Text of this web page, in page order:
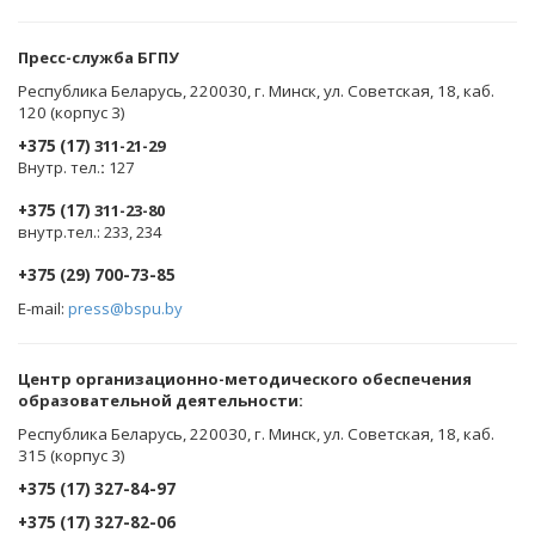
Пресс-служба БГПУ
Республика Беларусь, 220030, г. Минск, ул. Советская, 18, каб.
120 (корпус 3)
+375 (17) 311-21-29
Внутр. тел.: 127
+375 (17) 311-23-80
внутр.тел.: 233, 234
+375 (29) 700-73-85
E-mail: press@bspu.by
Центр организационно-методического обеспечения
образовательной деятельности:
Республика Беларусь, 220030, г. Минск, ул. Советская, 18, каб.
315 (корпус 3)
+375 (17) 327-84-97
+375 (17) 327-82-06